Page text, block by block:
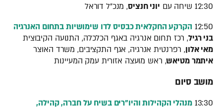
12:30 שיחה עם
יוני חנציס, מנכ"ל דוראל
12:50 הקרקע החקלאית כבסיס לדו שימושיות בתחום האנרגיה
בני רגיל, רכז תחום אנרגיה באגף הכלכלה, התנועה הקיבוצית
מאי אלון, רפרנטית אנרגיה, אגף התקציבים, משרד האוצר
איתמר מטיאש, ראש מועצה אזורית עמק המעיינות
מושב סיום
13:30 מנהלי הקהילות והיו"רים בשיח על חברה, קהילה,